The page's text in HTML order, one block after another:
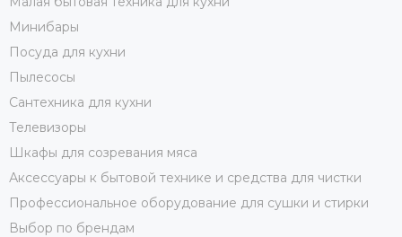
Минибары
Посуда для кухни
Пылесосы
Сантехника для кухни
Телевизоры
Шкафы для созревания мяса
Аксессуары к бытовой технике и средства для чистки
Профессиональное оборудование для сушки и стирки
Выбор по брендам